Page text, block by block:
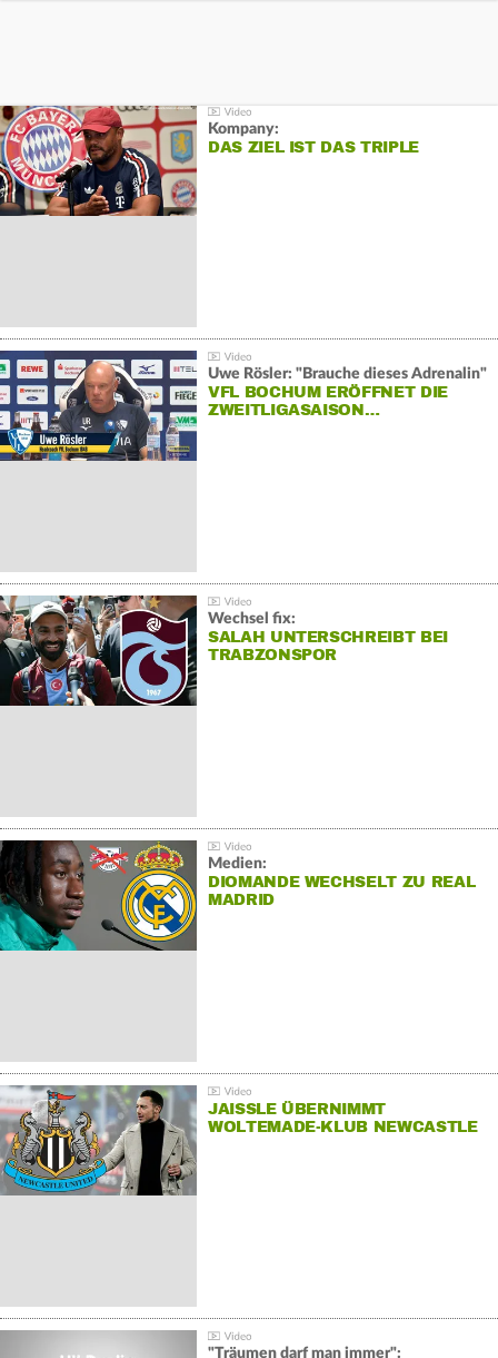
Kompany:
DAS ZIEL IST DAS TRIPLE
Uwe Rösler: "Brauche dieses Adrenalin"
VFL BOCHUM ERÖFFNET DIE
ZWEITLIGASAISON…
Wechsel fix:
SALAH UNTERSCHREIBT BEI
TRABZONSPOR
Medien:
DIOMANDE WECHSELT ZU REAL
MADRID
JAISSLE ÜBERNIMMT
WOLTEMADE-KLUB NEWCASTLE
"Träumen darf man immer":